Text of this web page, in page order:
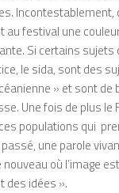
Incontestablement,
au festival une
Si certains sujets
le sida, sont des
» et sont de
Une fois de plus le
populations qui
passé, une parole
où l’image
des idées ».